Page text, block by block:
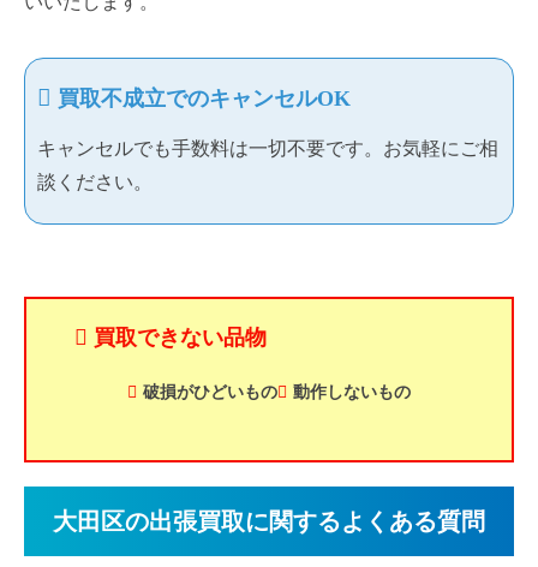
買取不成立でのキャンセルOK
キャンセルでも手数料は一切不要です。お気軽にご相
談ください。
買取できない品物
破損がひどいもの 動作しないもの
大田区の出張買取に関するよくある質問